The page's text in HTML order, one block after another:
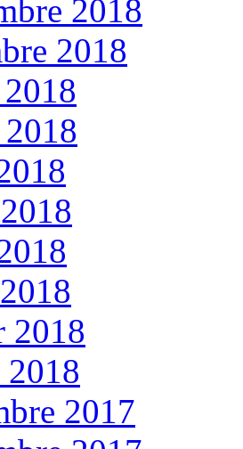
2018
2018
2018
2018
2017